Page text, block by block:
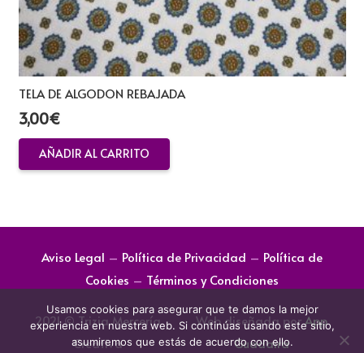
TELA DE ALGODON REBAJADA
3,00€
AÑADIR AL CARRITO
Aviso Legal – Política de Privacidad – Política de
Cookies – Términos y Condiciones
2021 © Trizia Mercería
Creativa
Web diseñada porApp
Guadaira
Usamos cookies para asegurar que te damos la mejor
experiencia en nuestra web. Si continúas usando este sitio,
asumiremos que estás de acuerdo con ello.